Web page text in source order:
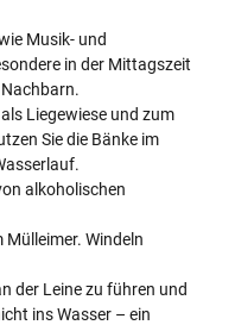
Musik- und
in der Mittagszeit
Liegewiese und zum
Sie die Bänke im
alkoholischen
Windeln
der Leine zu führen und
ins Wasser – ein